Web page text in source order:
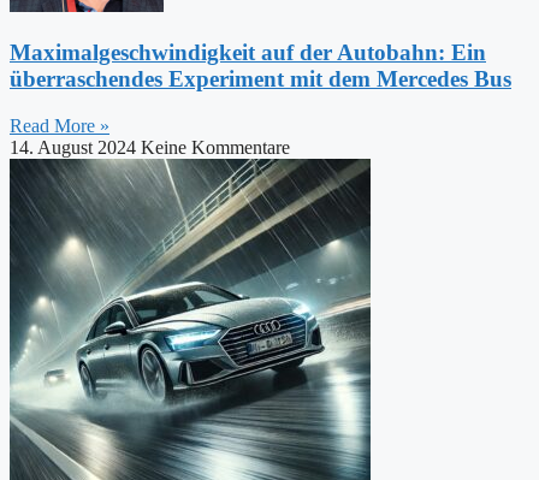
Maximalgeschwindigkeit auf der Autobahn: Ein
überraschendes Experiment mit dem Mercedes Bus
Read More »
14. August 2024 Keine Kommentare